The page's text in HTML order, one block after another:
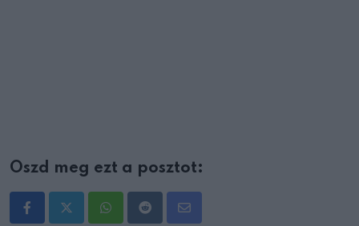
Oszd meg ezt a posztot:
WhatsappRedditShare